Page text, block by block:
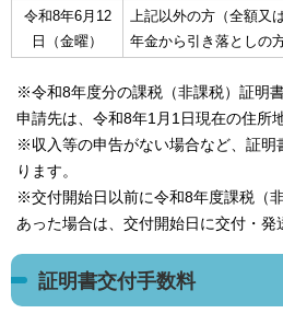
令和8年6月12
日（金曜）
上記以外の方（全額又
年金から引き落としの
※令和8年度分の課税（非課税）証明
申請先は、令和8年1月1日現在の住所
※収入等の申告がない場合など、証明
ります。
※交付開始日以前に令和8年度課税（
あった場合は、交付開始日に交付・発
証明書交付手数料